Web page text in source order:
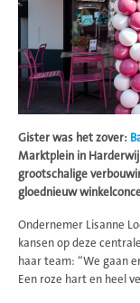
Gister was het zover:
Marktplein in
grootschalige
gloednieuw
Ondernemer Lisanne
kansen op deze
haar team: “We gaan
Een roze hart en heel